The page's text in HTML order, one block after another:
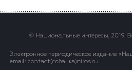
© Национальные интересы, 2019.
Электронное периодическое издание
email: contact(сoбaчка)niros.ru